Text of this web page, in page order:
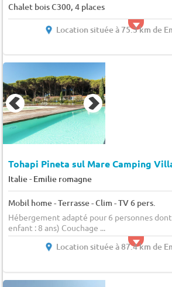
Chalet bois C300, 4 places
Location située à 75.3 km de
Tohapi Pineta sul Mare Camping
Italie- Emilie romagne
Mobil home - Terrasse - Clim - TV 6 pers.
Hébergement adapté pour 6 personnes
enfant : 8 ans) Couchage ...
Location située à 87.4 km de